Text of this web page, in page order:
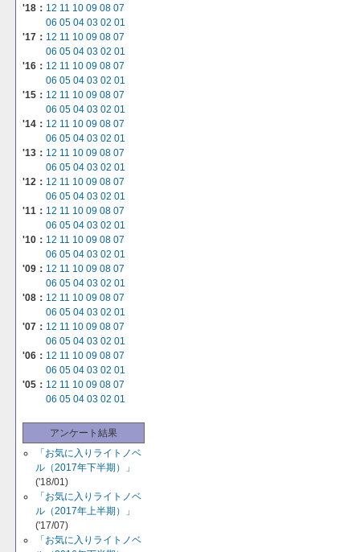
'18： 12 11 10 09 08 07
06 05 04 03 02 01
'17： 12 11 10 09 08 07
06 05 04 03 02 01
'16： 12 11 10 09 08 07
06 05 04 03 02 01
'15： 12 11 10 09 08 07
06 05 04 03 02 01
'14： 12 11 10 09 08 07
06 05 04 03 02 01
'13： 12 11 10 09 08 07
06 05 04 03 02 01
'12： 12 11 10 09 08 07
06 05 04 03 02 01
'11： 12 11 10 09 08 07
06 05 04 03 02 01
'10： 12 11 10 09 08 07
06 05 04 03 02 01
'09： 12 11 10 09 08 07
06 05 04 03 02 01
'08： 12 11 10 09 08 07
06 05 04 03 02 01
'07： 12 11 10 09 08 07
06 05 04 03 02 01
'06： 12 11 10 09 08 07
06 05 04 03 02 01
'05： 12 11 10 09 08 07
06 05 04 03 02 01
アンケート結果
「お気に入りライトノベ
ル（2017年下半期）」
('18/01)
「お気に入りライトノベ
ル（2017年上半期）」
('17/07)
「お気に入りライトノベ